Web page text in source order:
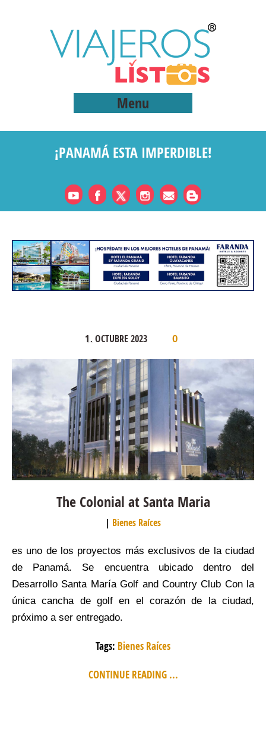
Menu
¡PANAMÁ ESTA IMPERDIBLE!
1. OCTUBRE2023 0
The Colonial at Santa Maria
Bienes Raíces
es uno de los proyectos más exclusivos de la ciudad
de Panamá. Se encuentra ubicado dentro del
Desarrollo Santa María Golf and Country Club Con la
única cancha de golf en el corazón de la ciudad,
próximo a ser entregado.
Tags: Bienes Raíces
CONTINUE READING ...